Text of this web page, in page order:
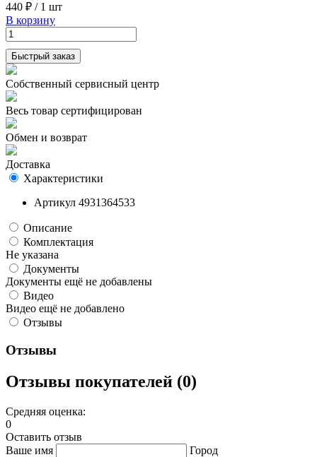
440 ₽ / 1 шт
В корзину
Быстрый заказ
Собственный сервисный центр
Весь товар сертифицирован
Обмен и возврат
Доставка
Характеристики
Артикул 4931364533
Описание
Комплектация
Не указана
Документы
Документы ещё не добавлены
Видео
Видео ещё не добавлено
Отзывы
Отзывы
Отзывы покупателей (0)
Средняя оценка:
0
Оставить отзыв
Ваше имя
Город